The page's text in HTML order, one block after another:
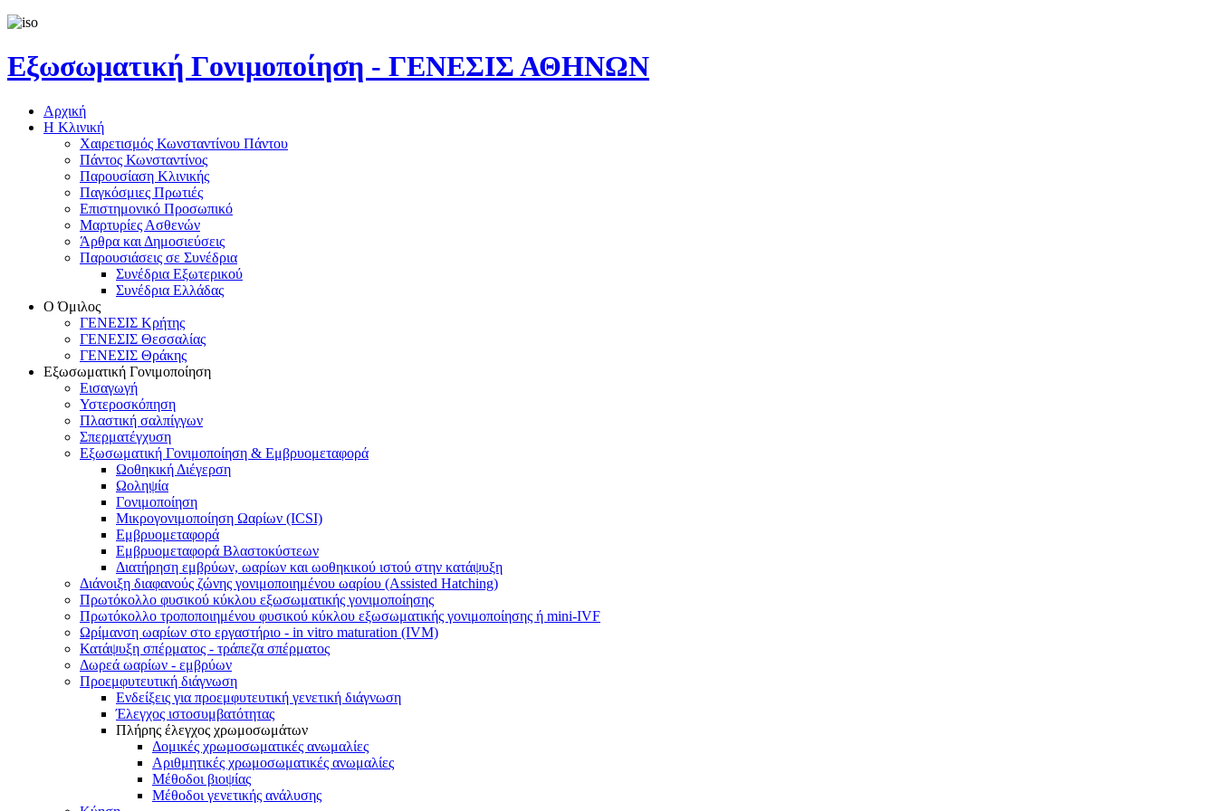
Εξωσωματική Γονιμοποίηση - ΓΕΝΕΣΙΣ ΑΘΗΝΩΝ
Αρχική
Η Κλινική
Χαιρετισμός Κωνσταντίνου Πάντου
Πάντος Κωνσταντίνος
Παρουσίαση Κλινικής
Παγκόσμιες Πρωτιές
Επιστημονικό Προσωπικό
Μαρτυρίες Ασθενών
Άρθρα και Δημοσιεύσεις
Παρουσιάσεις σε Συνέδρια
Συνέδρια Εξωτερικού
Συνέδρια Ελλάδας
Ο Όμιλος
ΓΕΝΕΣΙΣ Κρήτης
ΓΕΝΕΣΙΣ Θεσσαλίας
ΓΕΝΕΣΙΣ Θράκης
Εξωσωματική Γονιμοποίηση
Εισαγωγή
Υστεροσκόπηση
Πλαστική σαλπίγγων
Σπερματέγχυση
Εξωσωματική Γονιμοποίηση & Εμβρυομεταφορά
Ωοθηκική Διέγερση
Ωοληψία
Γονιμοποίηση
Μικρογονιμοποίηση Ωαρίων (ICSI)
Εμβρυομεταφορά
Εμβρυομεταφορά Βλαστοκύστεων
Διατήρηση εμβρύων, ωαρίων και ωοθηκικού ιστού στην κατάψυξη
Διάνοιξη διαφανούς ζώνης γονιμοποιημένου ωαρίου (Assisted Hatching)
Πρωτόκολλο φυσικού κύκλου εξωσωματικής γονιμοποίησης
Πρωτόκολλο τροποποιημένου φυσικού κύκλου εξωσωματικής γονιμοποίησης ή mini-IVF
Ωρίμανση ωαρίων στο εργαστήριο - in vitro maturation (IVM)
Κατάψυξη σπέρματος - τράπεζα σπέρματος
Δωρεά ωαρίων - εμβρύων
Προεμφυτευτική διάγνωση
Ενδείξεις για προεμφυτευτική γενετική διάγνωση
Έλεγχος ιστοσυμβατότητας
Πλήρης έλεγχος χρωμοσωμάτων
Δομικές χρωμοσωματικές ανωμαλίες
Αριθμητικές χρωμοσωματικές ανωμαλίες
Μέθοδοι βιοψίας
Mέθοδοι γενετικής ανάλυσης